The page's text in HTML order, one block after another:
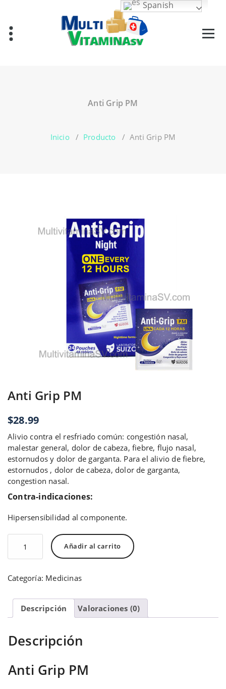
contenido
Anti Grip PM
Inicio/ Producto / Anti Grip PM
Anti Grip PM
$28.99
Alivio contra el resfriado común: congestión nasal,
malestar general, dolor de cabeza, fiebre, flujo nasal,
estornudos y dolor de garganta. Para el alivio de fiebre,
estornudos , dolor de cabeza, dolor de garganta,
congestion nasal.
Contra-indicaciones:
Hipersensibilidad al componente.
Grip
PM
Añadir al carrito
Categoría: Medicinas
Descripción Valoraciones (0)
Descripción
Anti Grip PM
Spanish